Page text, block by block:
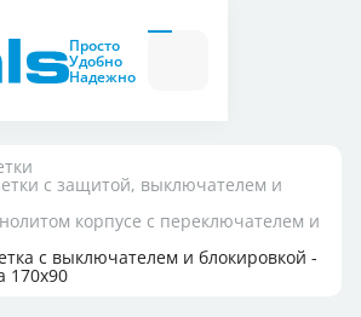
Просто
Удобно
Надежно
с защитой, выключателем и
корпусе с переключателем и
с выключателем и блокировкой -
170x90